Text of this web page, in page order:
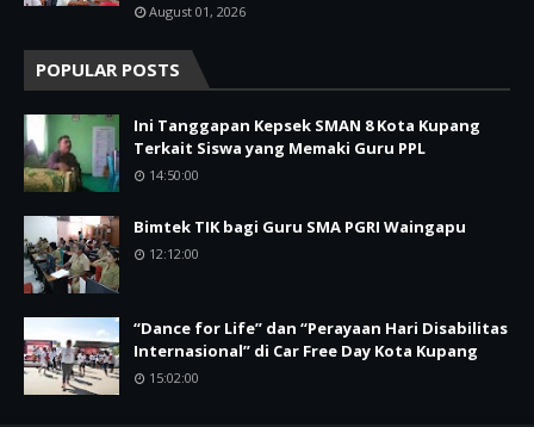
August 01, 2026
POPULAR POSTS
Ini Tanggapan Kepsek SMAN 8 Kota Kupang
Terkait Siswa yang Memaki Guru PPL
14:50:00
Bimtek TIK bagi Guru SMA PGRI Waingapu
12:12:00
“Dance for Life” dan “Perayaan Hari Disabilitas
Internasional” di Car Free Day Kota Kupang
15:02:00